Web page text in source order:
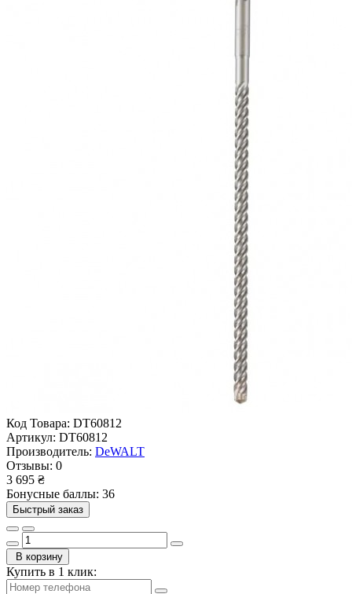
Код Товара: DT60812
Артикул: DT60812
Производитель: DeWALT
Отзывы: 0
3 695 ₴
Бонусные баллы: 36
Быстрый заказ
В корзину
Купить в 1 клик: